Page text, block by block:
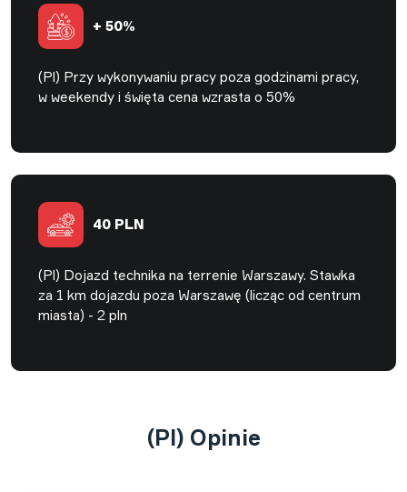
+ 50%
(Pl) Przy wykonywaniu pracy poza godzinami pracy,
w weekendy i święta cena wzrasta o 50%
40 PLN
(Pl) Dojazd technika na terrenie Warszawy. Stawka
za 1 km dojazdu poza Warszawę (licząc od centrum
miasta) - 2 pln
(Pl) Opinie